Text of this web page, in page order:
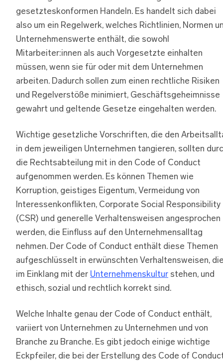
gesetzteskonformen Handeln. Es handelt sich dabei
also um ein Regelwerk, welches Richtlinien, Normen
Unternehmenswerte enthält, die sowohl
Mitarbeiter:innen als auch Vorgesetzte einhalten
müssen, wenn sie für oder mit dem Unternehmen
arbeiten. Dadurch sollen zum einen rechtliche Risiken
und Regelverstöße minimiert, Geschäftsgeheimnisse
gewahrt und geltende Gesetze eingehalten werden.
Wichtige gesetzliche Vorschriften, die den
in dem jeweiligen Unternehmen tangieren, sollten
die Rechtsabteilung mit in den Code of Conduct
aufgenommen werden. Es können Themen wie
Korruption, geistiges Eigentum, Vermeidung von
Interessenkonflikten, Corporate Social Responsibility
(CSR) und generelle Verhaltensweisen angesprochen
werden, die Einfluss auf den Unternehmensalltag
nehmen. Der Code of Conduct enthält diese Themen
aufgeschlüsselt in erwünschten Verhaltensweisen,
im Einklang mit der Unternehmenskultur stehen, und
ethisch, sozial und rechtlich korrekt sind.
Welche Inhalte genau der Code of Conduct enthält,
variiert von Unternehmen zu Unternehmen und von
Branche zu Branche. Es gibt jedoch einige wichtige
Eckpfeiler, die bei der Erstellung des Code of